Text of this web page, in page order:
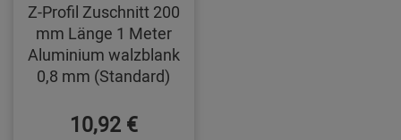
Z-Profil Zuschnitt 200
mm Länge 1 Meter
Aluminium walzblank
0,8 mm (Standard)
10,92 €